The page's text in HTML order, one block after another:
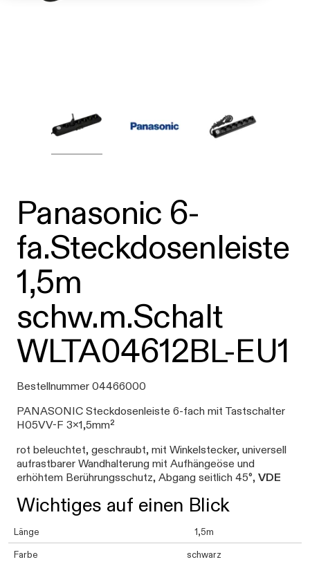
Panasonic 6-
fa.Steckdosenleiste
1,5m
schw.m.Schalt
WLTA04612BL-EU1
Bestellnummer 04466000
PANASONIC Steckdosenleiste 6-fach mit Tastschalter
H05VV-F 3x1,5mm²
rot beleuchtet, geschraubt, mit Winkelstecker, universell
aufrastbarer Wandhalterung mit Aufhängeöse und
erhöhtem Berührungsschutz, Abgang seitlich 45°, VDE
Wichtiges auf einen Blick
Länge 1,5m
Farbe schwarz